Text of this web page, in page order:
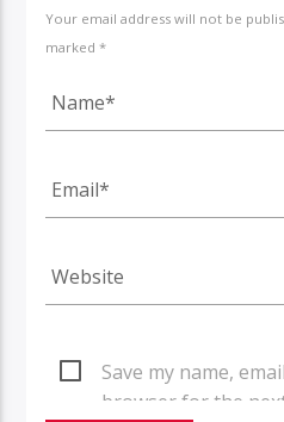
Your email address will not be
marked *
Save my name,
browser for the